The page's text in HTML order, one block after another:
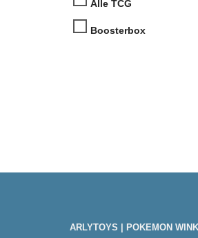
Alle TCG
Boosterbox
ARLYTOYS | POKEMON